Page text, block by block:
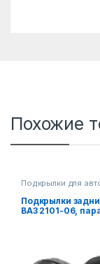
Похожие
Подкрылки для
Подкрылки
ВАЗ 2101-06,